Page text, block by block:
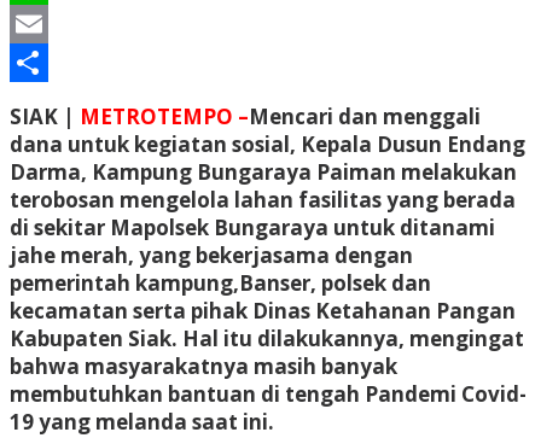
Line
Email
Share
SIAK | METROTEMPO –Mencari dan menggali
dana untuk kegiatan sosial, Kepala Dusun Endang
Darma, Kampung Bungaraya Paiman melakukan
terobosan mengelola lahan fasilitas yang berada
di sekitar Mapolsek Bungaraya untuk ditanami
jahe merah, yang bekerjasama dengan
pemerintah kampung,Banser, polsek dan
kecamatan serta pihak Dinas Ketahanan Pangan
Kabupaten Siak. Hal itu dilakukannya, mengingat
bahwa masyarakatnya masih banyak
membutuhkan bantuan di tengah Pandemi Covid-
19 yang melanda saat ini.